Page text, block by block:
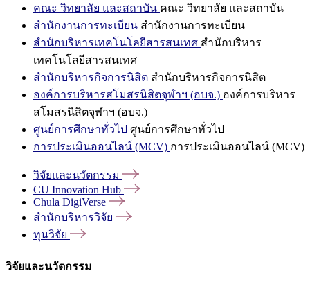
คณะ วิทยาลัย และสถาบัน คณะ วิทยาลัย และสถาบัน
สำนักงานการทะเบียน สำนักงานการทะเบียน
สำนักบริหารเทคโนโลยีสารสนเทศ สำนักบริหาร
เทคโนโลยีสารสนเทศ
สำนักบริหารกิจการนิสิต สำนักบริหารกิจการนิสิต
องค์การบริหารสโมสรนิสิตจุฬาฯ (อบจ.) องค์การบริหาร
สโมสรนิสิตจุฬาฯ (อบจ.)
ศูนย์การศึกษาทั่วไป ศูนย์การศึกษาทั่วไป
การประเมินออนไลน์ (MCV) การประเมินออนไลน์ (MCV)
วิจัยและนวัตกรรม
CU Innovation Hub
Chula DigiVerse
สำนักบริหารวิจัย
ทุนวิจัย
วิจัยและนวัตกรรม